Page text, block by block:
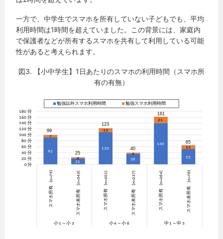
一方で、中学生でスマホを所有していない子どもでも、平均
利用時間は1時間を超えていました。この背景には、家庭内
で保護者などが所有するスマホを共有して利用している可能
性があると考えられます。
図3. 【小中学生】1日あたりのスマホの利用時間（スマホ所
有の有無）